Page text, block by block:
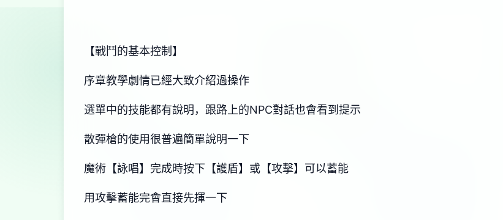
【戰鬥的基本控制】
序章教學劇情已經大致介紹過操作
選單中的技能都有說明，跟路上的NPC對話也會看到提示
散彈槍的使用很普遍簡單說明一下
魔術【詠唱】完成時按下【護盾】或【攻擊】可以蓄能
用攻擊蓄能完會直接先揮一下